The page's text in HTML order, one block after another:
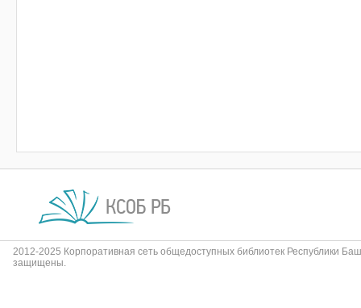
2012-2025 Корпоративная сеть общедоступных библиотек Республики
защищены.